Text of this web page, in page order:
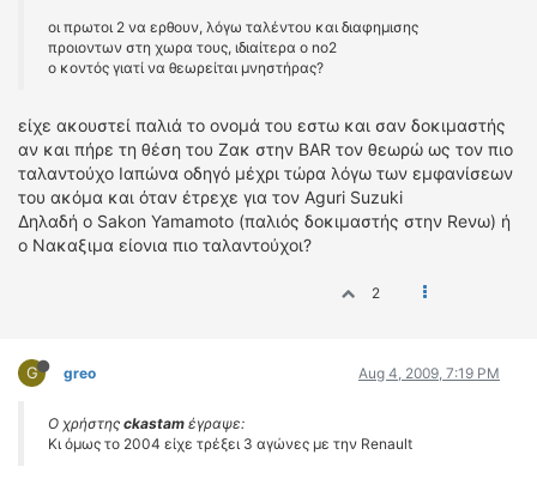
οι πρωτοι 2 να ερθουν, λόγω ταλέντου και διαφημισης
προιοντων στη χωρα τους, ιδιαίτερα ο no2
o κοντός γιατί να θεωρείται μνηστήρας?
είχε ακουστεί παλιά το ονομά του εστω και σαν δοκιμαστής
αν και πήρε τη θέση του Ζακ στην BAR τον θεωρώ ως τον πιο
ταλαντούχο Ιαπώνα οδηγό μέχρι τώρα λόγω των εμφανίσεων
του ακόμα και όταν έτρεχε για τον Aguri Suzuki
Δηλαδή ο Sakon Yamamoto (παλιός δοκιμαστής στην Reνω) ή
ο Νακαξιμα είονια πιο ταλαντούχοι?
2
G greo Aug 4, 2009, 7:19 PM
Ο χρήστης ckastam έγραψε:
Κι όμως το 2004 είχε τρέξει 3 αγώνες με την Renault